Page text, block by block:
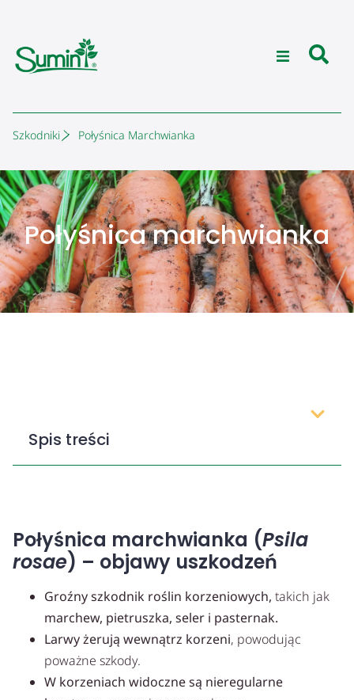
Szkodniki Połyśnica Marchwianka
Połyśnica marchwianka
Spis treści
Połyśnica marchwianka (Psila
rosae) – objawy uszkodzeń
Groźny szkodnik roślin korzeniowych, takich jak
marchew, pietruszka, seler i pasternak.
Larwy żerują wewnątrz korzeni, powodując
poważne szkody.
W korzeniach widoczne są nieregularne